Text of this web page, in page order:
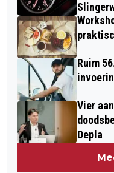
Ruim
Vier
Depla